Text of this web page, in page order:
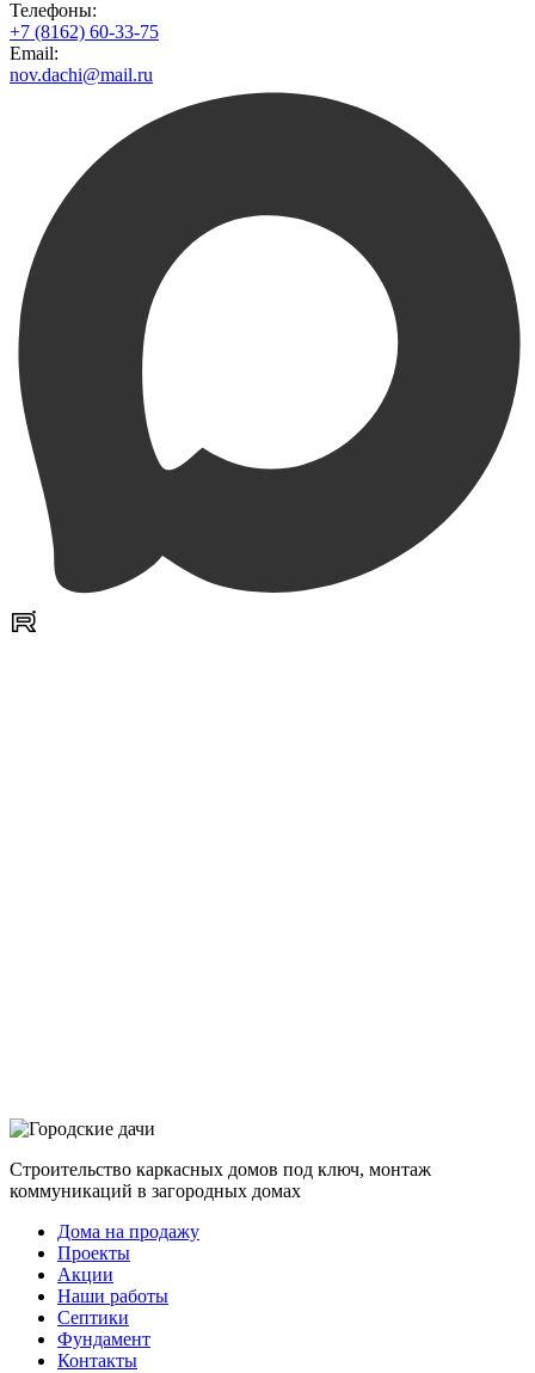
Телефоны:
+7 (8162) 60-33-75
Email:
nov.dachi@mail.ru
Строительство каркасных домов под ключ, монтаж
коммуникаций в загородных домах
Дома на продажу
Проекты
Акции
Наши работы
Септики
Фундамент
Контакты